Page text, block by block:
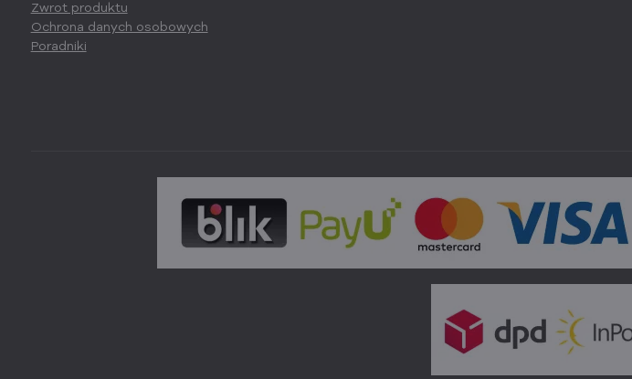
Zwrot produktu
Ochrona danych osobowych
Poradniki